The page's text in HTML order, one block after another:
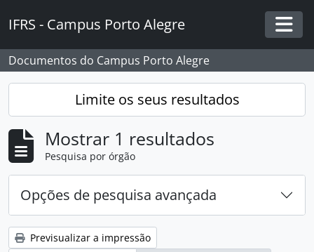
IFRS - Campus Porto Alegre
Documentos do Campus Porto Alegre
Limite os seus resultados
Mostrar 1 resultados
Pesquisa por órgão
Opções de pesquisa avançada
Previsualizar a impressão